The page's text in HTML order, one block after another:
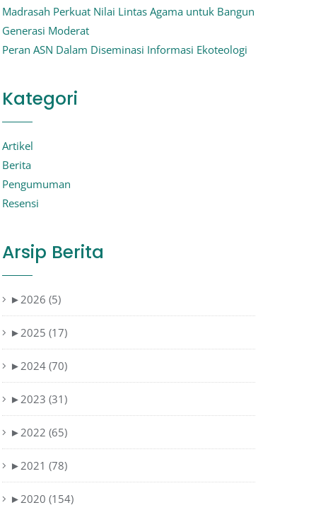
Madrasah Perkuat Nilai Lintas Agama untuk Bangun
Generasi Moderat
Peran ASN Dalam Diseminasi Informasi Ekoteologi
Kategori
Artikel
Berita
Pengumuman
Resensi
Arsip Berita
►2026 (5)
►2025 (17)
►2024 (70)
►2023 (31)
►2022 (65)
►2021 (78)
►2020 (154)